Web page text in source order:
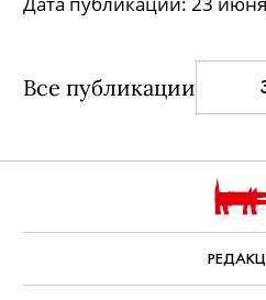
Все публикации